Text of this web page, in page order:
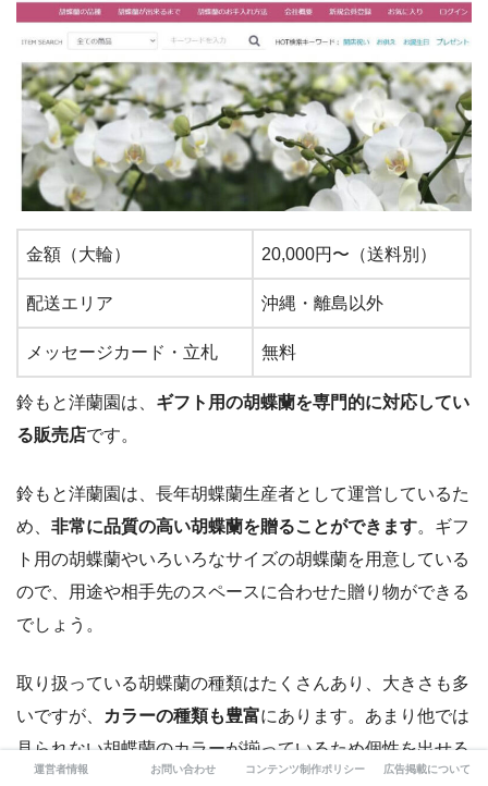
金額（大輪） 20,000円〜（送料別）
配送エリア 沖縄・離島以外
メッセージカード・立札 無料
鈴もと洋蘭園は、 ギフト用の胡蝶蘭を専門的に対応してい
る販売店です。
鈴もと洋蘭園は、長年胡蝶蘭生産者として運営しているた
め、 非常に品質の高い胡蝶蘭を贈ることができます。ギフ
ト用の胡蝶蘭やいろいろなサイズの胡蝶蘭を用意している
ので、用途や相手先のスペースに合わせた贈り物ができる
でしょう。
取り扱っている胡蝶蘭の種類はたくさんあり、大きさも多
いですが、
カラーの種類も豊富にあります。あまり他では
見られない胡蝶蘭のカラーが揃っているため個性を出せる
のです。
運営者情報 お問い合わせ コンテンツ制作ポリシー 広告掲載について